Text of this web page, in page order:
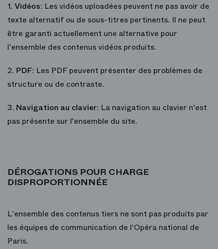
1. Vidéos: Les vidéos uploadées peuvent ne pas avoir de
texte alternatif ou de sous-titres pertinents. Il ne peut
être garanti actuellement une alternative pour
l'ensemble des contenus vidéos produits.
2. PDF: Les PDF peuvent présenter des problèmes de
structure ou de contraste.
3. Navigation au clavier: La navigation au clavier n'est
pas présente sur l'ensemble du site.
DÉROGATIONS POUR CHARGE
DISPROPORTIONNÉE
L'ensemble des contenus tiers ne sont pas produits par
les équipes de communication de l'Opéra national de
Paris.